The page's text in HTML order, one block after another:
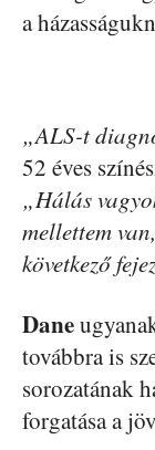
a
„ALS-t
52 éves
„Hálás
mellettem
következő
Dane
továbbra is
sorozatának
forgatása a